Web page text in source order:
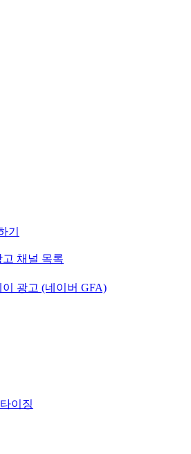
기
채널 목록
광고 (네이버 GFA)
이징